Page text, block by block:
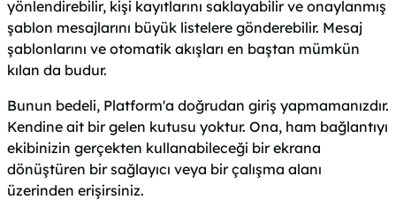
yönlendirebilir, kişi kayıtlarını saklayabilir ve onaylanmış
şablon mesajlarını büyük listelere gönderebilir. Mesaj
şablonlarını ve otomatik akışları en baştan mümkün
kılan da budur.
Bunun bedeli, Platform'a doğrudan giriş yapmamanızdır.
Kendine ait bir gelen kutusu yoktur. Ona, ham bağlantıyı
ekibinizin gerçekten kullanabileceği bir ekrana
dönüştüren bir sağlayıcı veya bir çalışma alanı
üzerinden erişirsiniz.